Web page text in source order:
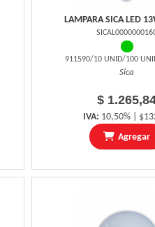
LAMPARA SICA LED
911590/10 UNID/100
Sica
$
IVA: 10,50% |
Agregar